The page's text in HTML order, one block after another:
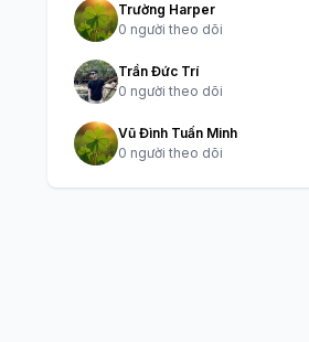
Trường Harper
0 người theo dõi
Trần Đức Trí
0 người theo dõi
Vũ Đình Tuấn Minh
0 người theo dõi